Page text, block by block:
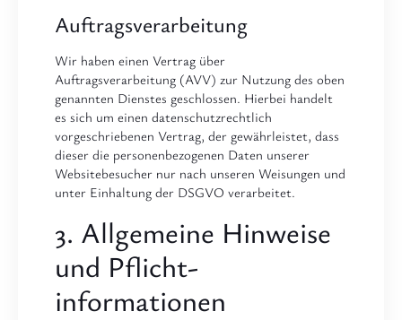
Auftragsverarbeitung
Wir haben einen Vertrag über
Auftragsverarbeitung (AVV) zur Nutzung des oben
genannten Dienstes geschlossen. Hierbei handelt
es sich um einen datenschutzrechtlich
vorgeschriebenen Vertrag, der gewährleistet, dass
dieser die personenbezogenen Daten unserer
Websitebesucher nur nach unseren Weisungen und
unter Einhaltung der DSGVO verarbeitet.
3. Allgemeine Hinweise
und Pflicht­
informationen